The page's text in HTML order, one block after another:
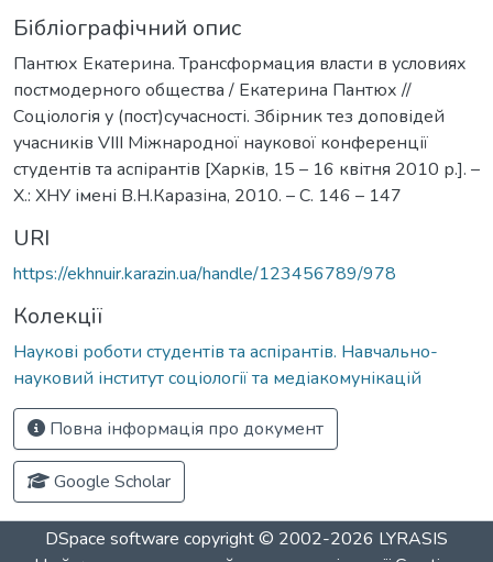
Бібліографічний опис
Пантюх Екатерина. Трансформация власти в условиях
постмодерного общества / Екатерина Пантюх //
Соціологія у (пост)сучасності. Збірник тез доповідей
учасників VІІІ Міжнародної наукової конференції
студентів та аспірантів [Харків, 15 – 16 квітня 2010 р.]. –
Х.: ХНУ імені В.Н.Каразіна, 2010. – С. 146 – 147
URI
https://ekhnuir.karazin.ua/handle/123456789/978
Колекції
Наукові роботи студентів та аспірантів. Навчально-
науковий інститут соціології та медіакомунікацій
Повна інформація про документ
Google Scholar
DSpace software copyright © 2002-2026 LYRASIS